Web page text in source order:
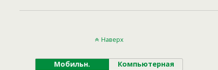
Наверх
Мобильн. Компьютерная